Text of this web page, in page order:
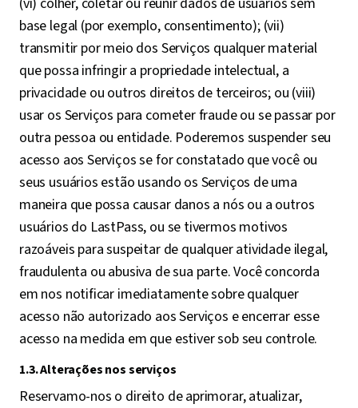
base legal (por exemplo, consentimento); (vii)
transmitir por meio dos Serviços qualquer material
que possa infringir a propriedade intelectual, a
privacidade ou outros direitos de terceiros; ou (viii)
usar os Serviços para cometer fraude ou se passar por
outra pessoa ou entidade. Poderemos suspender seu
acesso aos Serviços se for constatado que você ou
seus usuários estão usando os Serviços de uma
maneira que possa causar danos a nós ou a outros
usuários do LastPass, ou se tivermos motivos
razoáveis para suspeitar de qualquer atividade ilegal,
fraudulenta ou abusiva de sua parte. Você concorda
em nos notificar imediatamente sobre qualquer
acesso não autorizado aos Serviços e encerrar esse
acesso na medida em que estiver sob seu controle.
1.3. Alterações nos serviços
Reservamo-nos o direito de aprimorar, atualizar,